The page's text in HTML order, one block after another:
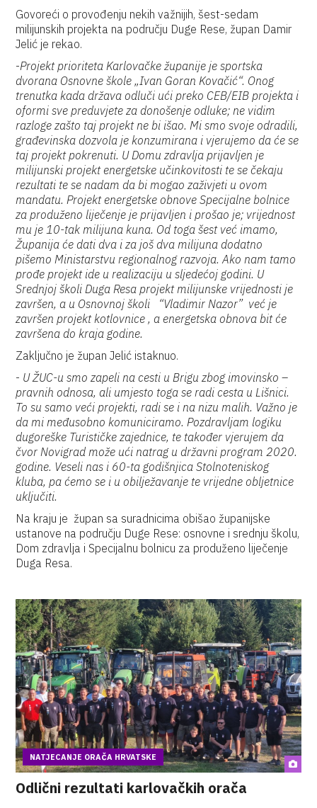
Govoreći o provođenju nekih važnijih, šest-sedam
milijunskih projekta na području Duge Rese, župan Damir
Jelić je rekao.
-Projekt prioriteta Karlovačke županije je sportska
dvorana Osnovne škole „Ivan Goran Kovačić“. Onog
trenutka kada država odluči ući preko CEB/EIB projekta i
oformi sve preduvjete za donošenje odluke; ne vidim
razloge zašto taj projekt ne bi išao. Mi smo svoje odradili,
građevinska dozvola je konzumirana i vjerujemo da će se
taj projekt pokrenuti. U Domu zdravlja prijavljen je
milijunski projekt energetske učinkovitosti te se čekaju
rezultati te se nadam da bi mogao zaživjeti u ovom
mandatu. Projekt energetske obnove Specijalne bolnice
za produženo liječenje je prijavljen i prošao je; vrijednost
mu je 10-tak milijuna kuna. Od toga šest već imamo,
Županija će dati dva i za još dva milijuna dodatno
pišemo Ministarstvu regionalnog razvoja. Ako nam tamo
prođe projekt ide u realizaciju u sljedećoj godini. U
Srednjoj školi Duga Resa projekt milijunske vrijednosti je
završen, a u Osnovnoj školi “Vladimir Nazor” već je
završen projekt kotlovnice , a energetska obnova bit će
završena do kraja godine.
Zaključno je župan Jelić istaknuo.
- U ŽUC-u smo zapeli na cesti u Brigu zbog imovinsko –
pravnih odnosa, ali umjesto toga se radi cesta u Lišnici.
To su samo veći projekti, radi se i na nizu malih. Važno je
da mi međusobno komuniciramo. Pozdravljam logiku
dugoreške Turističke zajednice, te također vjerujem da
čvor Novigrad može ući natrag u državni program 2020.
godine. Veseli nas i 60-ta godišnjica Stolnoteniskog
kluba, pa ćemo se i u obilježavanje te vrijedne obljetnice
uključiti.
Na kraju je župan sa suradnicima obišao županijske
ustanove na području Duge Rese: osnovne i srednju školu,
Dom zdravlja i Specijalnu bolnicu za produženo liječenje
Duga Resa.
NATJECANJE ORAČA HRVATSKE
Odlični rezultati karlovačkih orača